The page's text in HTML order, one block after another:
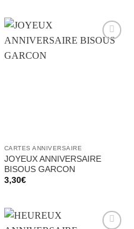
CARTES ANNIVERSAIRE
JOYEUX ANNIVERSAIRE
BISOUS GARCON
3,30€